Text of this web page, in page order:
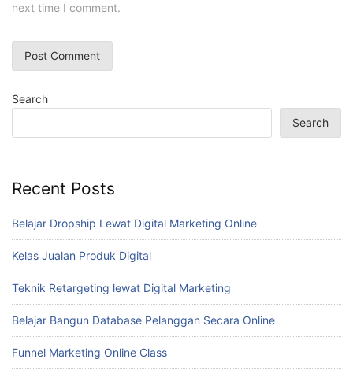
next time I comment.
Search
Search
Recent Posts
Belajar Dropship Lewat Digital Marketing Online
Kelas Jualan Produk Digital
Teknik Retargeting lewat Digital Marketing
Belajar Bangun Database Pelanggan Secara Online
Funnel Marketing Online Class